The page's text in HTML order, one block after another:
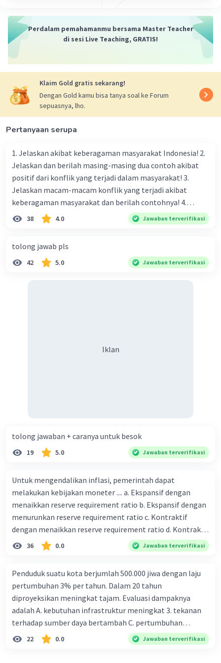
Perdalam pemahamanmu bersama Master Teacher
di sesi Live Teaching, GRATIS!
Klaim Gold gratis sekarang!
Dengan Gold kamu bisa tanya soal ke Forum
sepuasnya, lho.
Pertanyaan serupa
1. Jelaskan akibat keberagaman masyarakat Indonesia! 2.
Jelaskan dan berilah masing-masing dua contoh akibat
positif dari konflik yang terjadi dalam masyarakat! 3.
Jelaskan macam-macam konflik yang terjadi akibat
keberagaman masyarakat dan berilah contohnya! 4.
Mengapa dalam masyarakat yang memiliki keberagaman
bahasa, dan budaya. Berdasarkan pernyataan tersebut,
apa yang dapat kalian lakukan untuk menjaga
38 4.0 Jawaban terverifikasi
tolong jawab pls
42 5.0 Jawaban terverifikasi
Iklan
tolong jawaban + caranya untuk besok
19 5.0 Jawaban terverifikasi
Untuk mengendalikan inflasi, pemerintah dapat
melakukan kebijakan moneter .... a. Ekspansif dengan
menaikkan reserve requirement ratio b. Ekspansif dengan
menurunkan reserve requirement ratio c. Kontraktif
dengan menaikkan reserve requirement ratio d. Kontraktif
dengan menurunkan reserve requirement ratio e.
Ekspansif dengan menaikkan tingkat diskonto Bila Bank
ceteris paribus maka .... a. Menimbulkan inflasi di mana
bentuk kurva jumlah uang beredar (penawaran uang) naik
dari kiri bawah ke kanan atas b. Menimbulkan deflasi di
mana bentuk kurva jumlah uang beredar (penawaran
uang) naik dari kiri bawah ke kanan atas c. Tingkat bunga
meningkat di mana bentuk kurva jumlah uang beredar
36 0.0 Jawaban terverifikasi
Penduduk suatu kota berjumlah 500.000 jiwa dengan laju
pertumbuhan 3% per tahun. Dalam 20 tahun
diproyeksikan meningkat tajam. Evaluasi dampaknya
adalah A. kebutuhan infrastruktur meningkat 3. tekanan
terhadap sumber daya bertambah C. pertumbuhan
eksponensial berdampak jangka panjang D. tidak
memengaruhi tata ruang E. proyeksi penduduk penting
22 0.0 Jawaban terverifikasi